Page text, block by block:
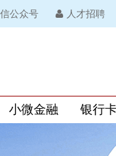
公众号 人才招聘
小微金融 银行